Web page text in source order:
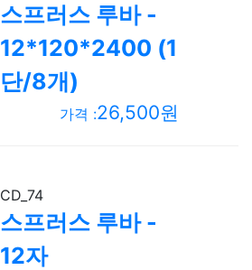
스프러스 루바 -
12*120*2400 (1
단/8개)
가격 :26,500원
CD_74
스프러스 루바 -
12자